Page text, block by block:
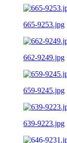
665-9253.jpg
662-9249.jpg
659-9245.jpg
639-9223.jpg